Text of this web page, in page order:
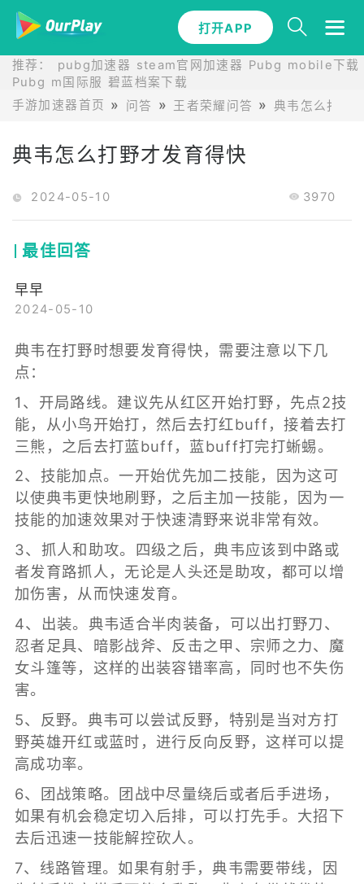
打开APP
推荐： pubg加速器 steam官网加速器 Pubg mobile下载
Pubg m国际服 碧蓝档案下载
手游加速器首页
问答 王者荣耀问答 典韦怎么打野
典韦怎么打野才发育得快
2024-05-10 3970
最佳回答
早早
2024-05-10
典韦在打野时想要发育得快，需要注意以下几
点：
1、开局路线。建议先从红区开始打野，先点2技
能，从小鸟开始打，然后去打红buff，接着去打
三熊，之后去打蓝buff，蓝buff打完打蜥蜴。
2、技能加点。一开始优先加二技能，因为这可
以使典韦更快地刷野，之后主加一技能，因为一
技能的加速效果对于快速清野来说非常有效。
3、抓人和助攻。四级之后，典韦应该到中路或
者发育路抓人，无论是人头还是助攻，都可以增
加伤害，从而快速发育。
4、出装。典韦适合半肉装备，可以出打野刀、
忍者足具、暗影战斧、反击之甲、宗师之力、魔
女斗篷等，这样的出装容错率高，同时也不失伤
害。
5、反野。典韦可以尝试反野，特别是当对方打
野英雄开红或蓝时，进行反向反野，这样可以提
高成功率。
6、团战策略。团战中尽量绕后或者后手进场，
如果有机会稳定切入后排，可以打先手。大招下
去后迅速一技能解控砍人。
7、线路管理。如果有射手，典韦需要带线，因